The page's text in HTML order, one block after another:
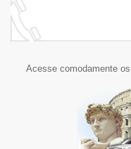
Acesse comodamente